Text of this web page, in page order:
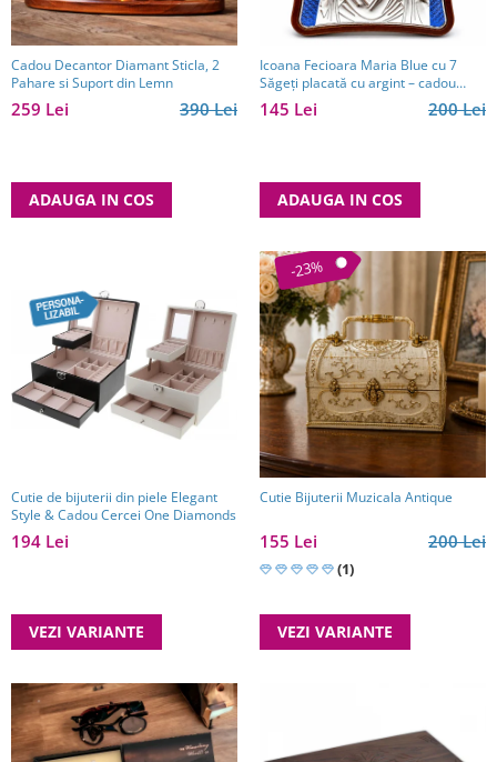
Cadou Decantor Diamant Sticla, 2
Pahare si Suport din Lemn
390 Lei
259 Lei
ADAUGA IN COS
Icoana Fecioara Maria Blue cu 7
Săgeți placată cu argint – cadou
spiritual pentru familie - Made in
Grecia - 12,5 x 15,5 cm
200 Lei
145 Lei
ADAUGA IN COS
Cutie de bijuterii din piele Elegant
Style & Cadou Cercei One Diamonds
194 Lei
VEZI VARIANTE
-23%
Cutie Bijuterii Muzicala Antique
200 Lei
155 Lei
(1)
VEZI VARIANTE